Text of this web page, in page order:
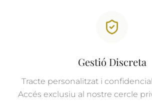
Gestió Discreta
Tracte personalitzat i
Accés exclusiu al nostre cercle